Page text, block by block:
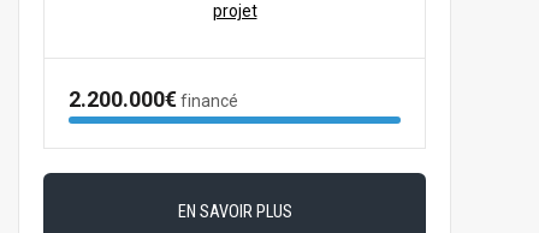
projet
2.200.000€financé
EN SAVOIR PLUS